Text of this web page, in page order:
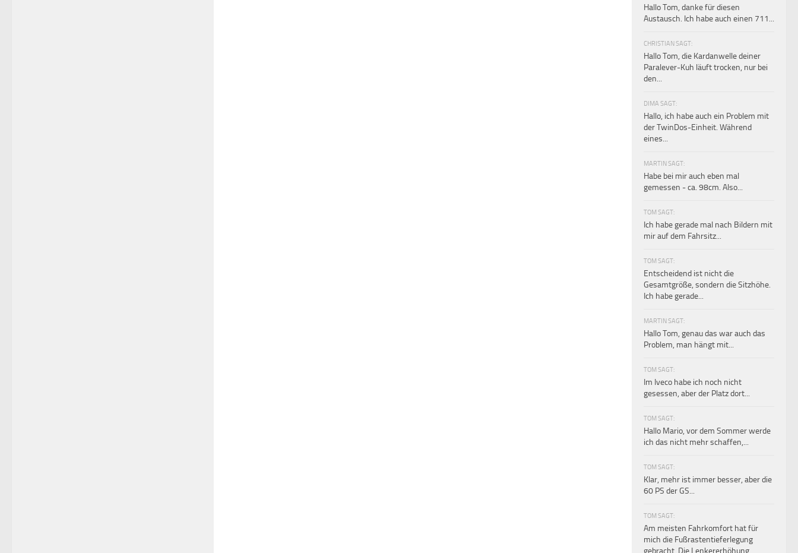
Hallo Tom, danke für diesen
Austausch. Ich habe auch einen 711...
CHRISTIAN SAGT:
Hallo Tom, die Kardanwelle deiner
Paralever-Kuh läuft trocken, nur bei
den...
DIMA SAGT:
Hallo, ich habe auch ein Problem mit
der TwinDos-Einheit. Während
eines...
MARTIN SAGT:
Habe bei mir auch eben mal
gemessen - ca. 98cm. Also...
TOM SAGT:
Ich habe gerade mal nach Bildern mit
mir auf dem Fahrsitz...
TOM SAGT:
Entscheidend ist nicht die
Gesamtgröße, sondern die Sitzhöhe.
Ich habe gerade...
MARTIN SAGT:
Hallo Tom, genau das war auch das
Problem, man hängt mit...
TOM SAGT:
Im Iveco habe ich noch nicht
gesessen, aber der Platz dort...
TOM SAGT:
Hallo Mario, vor dem Sommer werde
ich das nicht mehr schaffen,...
TOM SAGT:
Klar, mehr ist immer besser, aber die
60 PS der GS...
TOM SAGT:
Am meisten Fahrkomfort hat für
mich die Fußrastentieferlegung
gebracht. Die Lenkererhöhung...